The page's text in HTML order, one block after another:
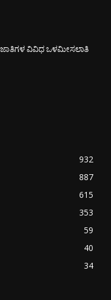
ಜಾತಿಗಳ ವಿವಿಧ ಒಳಮೀಸಲಾತಿ
932
887
615
353
59
40
34